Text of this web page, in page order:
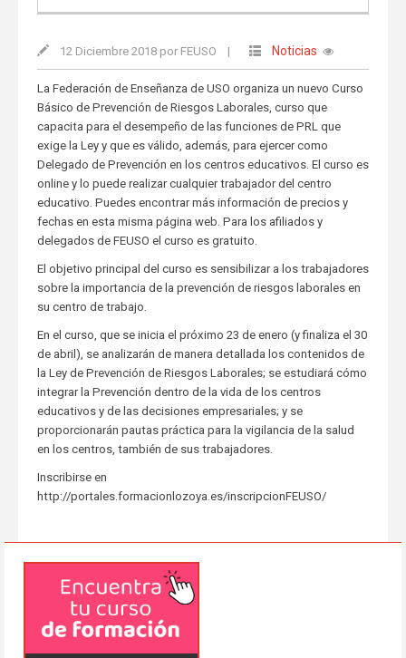
12 Diciembre 2018 por FEUSO | Noticias
La Federación de Enseñanza de USO organiza un nuevo Curso
Básico de Prevención de Riesgos Laborales, curso que
capacita para el desempeño de las funciones de PRL que
exige la Ley y que es válido, además, para ejercer como
Delegado de Prevención en los centros educativos. El curso es
online y lo puede realizar cualquier trabajador del centro
educativo. Puedes encontrar más información de precios y
fechas en esta misma página web. Para los afiliados y
delegados de FEUSO el curso es gratuito.
El objetivo principal del curso es sensibilizar a los trabajadores
sobre la importancia de la prevención de riesgos laborales en
su centro de trabajo.
En el curso, que se inicia el próximo 23 de enero (y finaliza el 30
de abril), se analizarán de manera detallada los contenidos de
la Ley de Prevención de Riesgos Laborales; se estudiará cómo
integrar la Prevención dentro de la vida de los centros
educativos y de las decisiones empresariales; y se
proporcionarán pautas práctica para la vigilancia de la salud
en los centros, también de sus trabajadores.
Inscribirse en
http://portales.formacionlozoya.es/inscripcionFEUSO/